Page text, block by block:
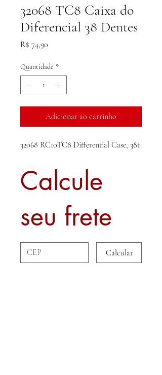
32068 TC8 Caixa do
Diferencial 38 Dentes
R$ 74,90
Quantidade *
Adicionar ao carrinho
32068 RC10TC8 Differential Case, 38t
Calcule
seu frete
Calcular